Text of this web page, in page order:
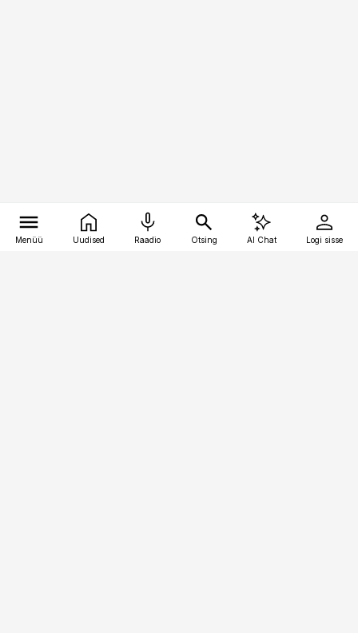
Menüü Uudised Raadio Otsing AI Chat Logi sisse